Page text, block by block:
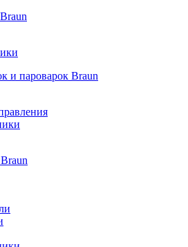
и пароварок Braun